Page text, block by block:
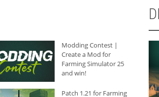
Modding Contest |
Create a Mod for
Farming Simulator 25
and win!
Patch 1.21 for Farming